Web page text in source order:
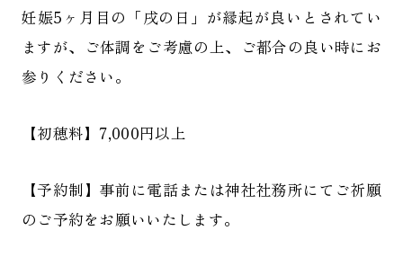
妊娠5ヶ月目の「戌の日」が縁起が良いとされてい
ますが、ご体調をご考慮の上、ご都合の良い時にお
参りください。
【初穂料】7,000円以上
【予約制】事前に電話または神社社務所にてご祈願
のご予約をお願いいたします。